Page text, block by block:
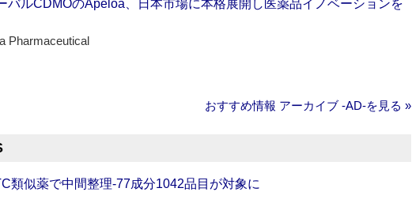
バルCDMOのApeloa、日本市場に本格展開し医薬品イノベーションを
Pharmaceutical
おすすめ情報 アーカイブ ‐AD‐を見る »
類似薬で中間整理‐77成分1042品目が対象に